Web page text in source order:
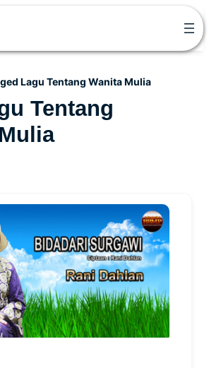
Lagu Tentang Wanita Mulia
Tentang